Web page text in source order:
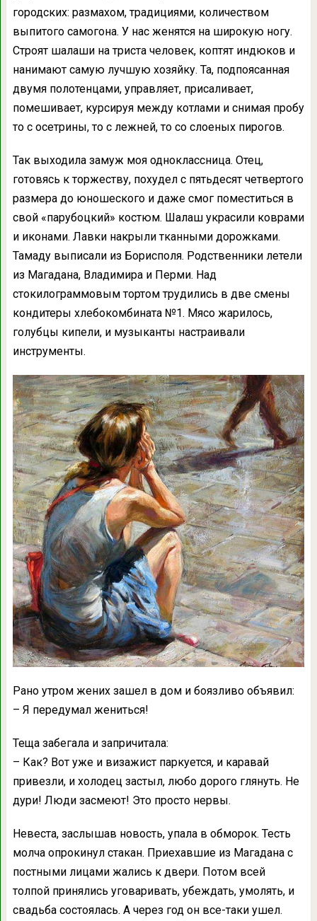
городских: размахом, традициями, количеством
выпитого самогона. У нас женятся на широкую ногу.
Строят шалаши на триста человек, коптят индюков и
нанимают самую лучшую хозяйку. Та, подпоясанная
двумя полотенцами, управляет, присаливает,
помешивает, курсируя между котлами и снимая пробу
то с осетрины, то с лежней, то со слоеных пирогов.
Так выходила замуж моя одноклассница. Отец,
готовясь к торжеству, похудел с пятьдесят четвертого
размера до юношеского и даже смог поместиться в
свой «парубоцкий» костюм. Шалаш украсили коврами
и иконами. Лавки накрыли тканными дорожками.
Тамаду выписали из Борисполя. Родственники летели
из Магадана, Владимира и Перми. Над
стокилограммовым тортом трудились в две смены
кондитеры хлебокомбината №1. Мясо жарилось,
голубцы кипели, и музыканты настраивали
инструменты.
Рано утром жених зашел в дом и боязливо объявил:
– Я передумал жениться!
Теща забегала и запричитала:
– Как? Вот уже и визажист паркуется, и каравай
привезли, и холодец застыл, любо дорого глянуть. Не
дури! Люди засмеют! Это просто нервы.
Невеста, заслышав новость, упала в обморок. Тесть
молча опрокинул стакан. Приехавшие из Магадана с
постными лицами жались к двери. Потом всей
толпой принялись уговаривать, убеждать, умолять, и
свадьба состоялась. А через год он все-таки ушел.